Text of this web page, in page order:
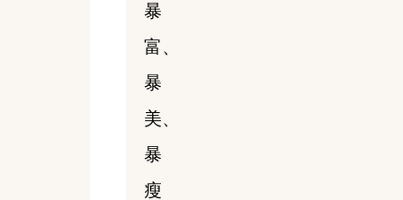
暴
富、
暴
美、
暴
瘦